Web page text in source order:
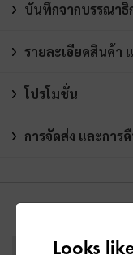
บันทึกจากบรรณาธิ
รายละเอียดสินค้า
โปรโมชั่น
การจัดส่ง และการ
Looks